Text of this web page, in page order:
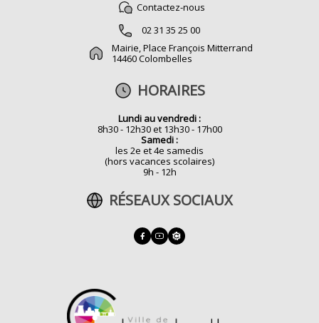
Contactez-nous
02 31 35 25 00
Mairie, Place François Mitterrand
14460 Colombelles
HORAIRES
Lundi au vendredi :
8h30 - 12h30 et 13h30 - 17h00
Samedi :
les 2e et 4e samedis
(hors vacances scolaires)
9h - 12h
RÉSEAUX SOCIAUX